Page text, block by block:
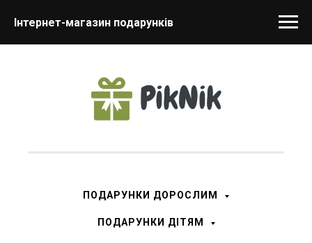
Інтернет-магазин подарунків
ПОДАРУНКИ ДОРОСЛИМ
ПОДАРУНКИ ДІТЯМ